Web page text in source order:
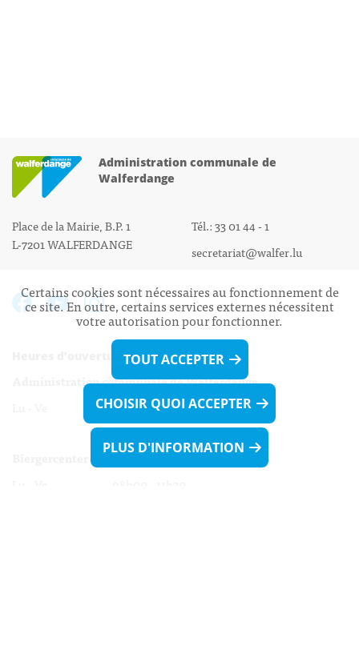
Administration communale de
Walferdange
Place de la Mairie, B.P. 1
L-7201 WALFERDANGE
Tél.: 33 01 44 - 1
secretariat@walfer.lu
Heures d’ouverture:
Administration communale de Walferdange
Lu - Ve 08h00 - 11h30
13h30 - 16h00
Certains cookies sont nécessaires au fonctionnement de
ce site. En outre, certains services externes nécessitent
votre autorisation pour fonctionner.
TOUT ACCEPTER
CHOISIR QUOI ACCEPTER
PLUS D'INFORMATION